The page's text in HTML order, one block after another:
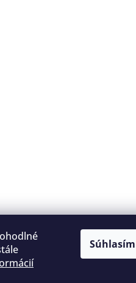
Súhlasím
osobných údajov